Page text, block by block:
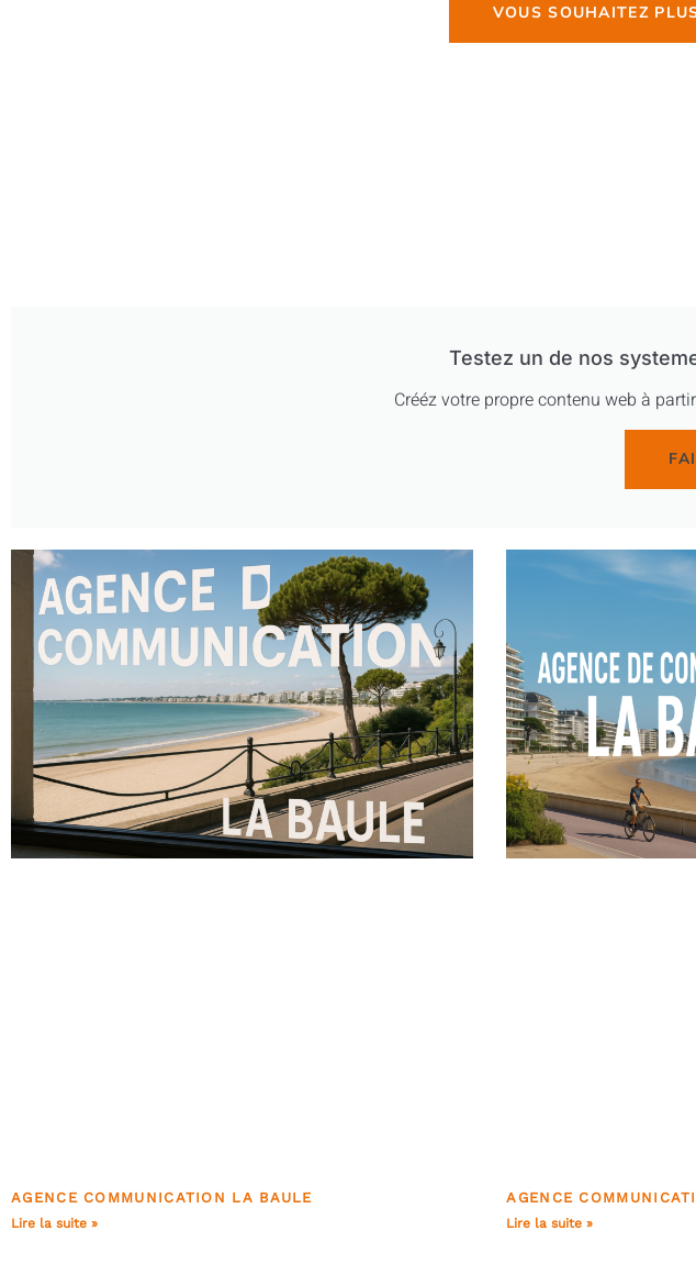
VOUS SOUHAITEZ
Testez un de nos
Crééz votre propre contenu web à
AGENCE COMMUNICATION LA BAULE
Lire la suite »
AGENCE
Lire la suite »